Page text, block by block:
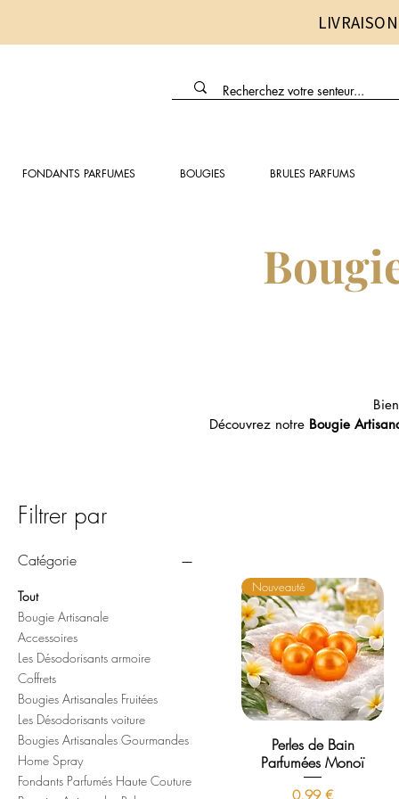
FONDANTS PARFUMES BOUGIES BRULES PARFUMS
Découvrez notre Bougie
Filtrer par
Catégorie
Tout
Bougie Artisanale
Accessoires
Les Désodorisants armoire
Coffrets
Bougies Artisanales Fruitées
Les Désodorisants voiture
Bougies Artisanales Gourmandes
Home Spray
Fondants Parfumés Haute Couture
Nouveauté
Perles de Bain
Parfumées Monoï
Prix
0,99 €